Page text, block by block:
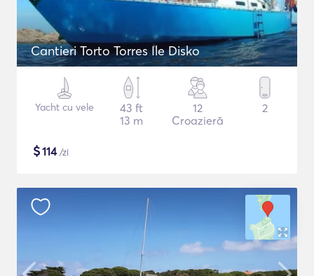
Cantieri Torto Torres Ile Disko
Yacht cu vele
43 ft
13 m
12
Croazieră
2
$114/zi